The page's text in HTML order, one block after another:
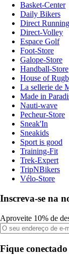
Basket-Center
Daily Bikers
Direct Running
Direct-Volley
Espace Golf
Foot-Store
Galope-Store
Handball-Store
House of
La sellerie de
Made in
Nauti-wave
Pecheur-Store
Sneak'In
Sneakids
Sport is good
Training-Fit
Trek-Expert
TripNBikers
Vélo-Store
Inscreva-se na
Aproveite 10% de
Fique conectado